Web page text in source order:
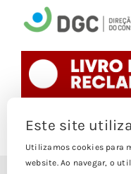
Toggle
Navigation
Politica de Cookies
Este site
Utilizamos cookies para
website. Ao navegar, o